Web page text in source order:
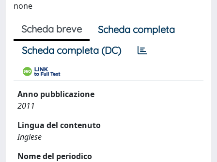
none
Scheda breve
Scheda completa
Scheda completa (DC)
Anno pubblicazione
2011
Lingua del contenuto
Inglese
Nome del periodico